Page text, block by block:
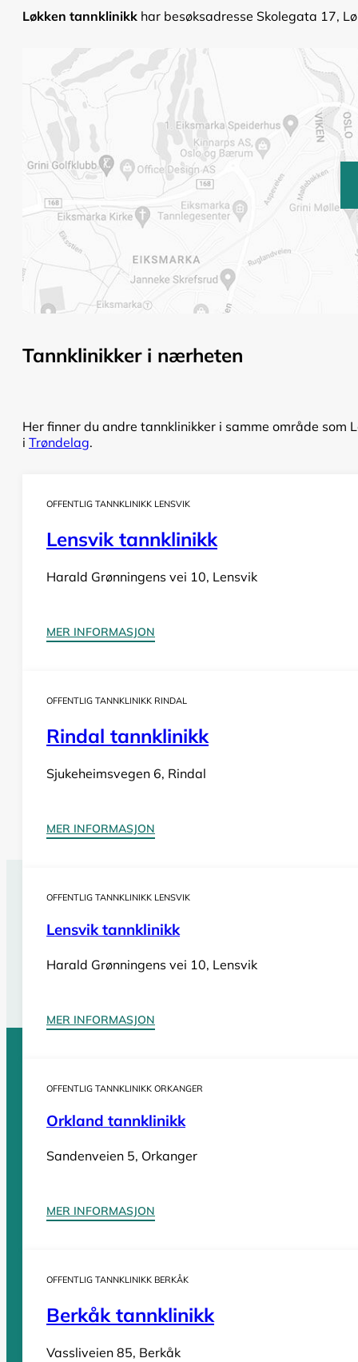
Løkken tannklinikk har besøksadresse Skolegata 17,
Tannklinikker i nærheten
Her finner du andre tannklinikker i samme område som
i Trøndelag.
OFFENTLIG TANNKLINIKK LENSVIK
Lensvik tannklinikk
Harald Grønningens vei 10, Lensvik
MER INFORMASJON
OFFENTLIG TANNKLINIKK RINDAL
Rindal tannklinikk
Sjukeheimsvegen 6, Rindal
MER INFORMASJON
OFFENTLIG TANNKLINIKK LENSVIK
Lensvik tannklinikk
Harald Grønningens vei 10, Lensvik
MER INFORMASJON
OFFENTLIG TANNKLINIKK ORKANGER
Orkland tannklinikk
Sandenveien 5, Orkanger
MER INFORMASJON
OFFENTLIG TANNKLINIKK BERKÅK
Berkåk tannklinikk
Vassliveien 85, Berkåk
Tannlegevakt Løkken
Har du behov forakutt tannlegehjelp
Tannleger etter fylke
Tannleger Agder
Tannleger Akershus
Tannleger Finnmark
Sider
Tannleger Norge